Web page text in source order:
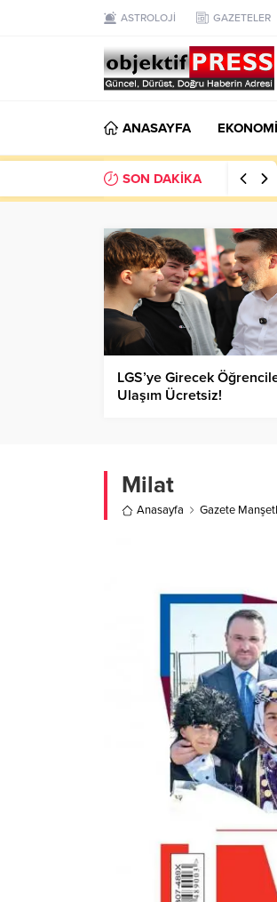
ASTROLOJİ GAZETELER
ANASAYFA EKONOMİ
SON DAKİKA
LGS’ye Girecek
Ulaşım Ücretsiz!
Milat
Anasayfa Gazete